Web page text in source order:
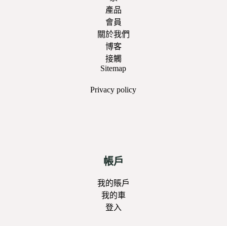
產品
會員
關於我們
博客
接觸
Sitemap
Privacypolicy
帳戶
我的賬戶
我的車
登入